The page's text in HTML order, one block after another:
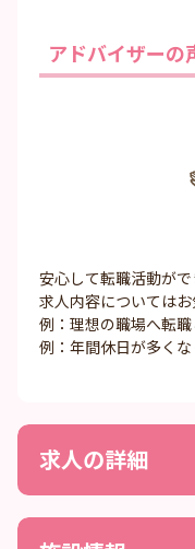
アドバイザーの
安心して転職活動が
求人内容についてはお
例：理想の職場へ転職
例：年間休日が多く
求人の詳細